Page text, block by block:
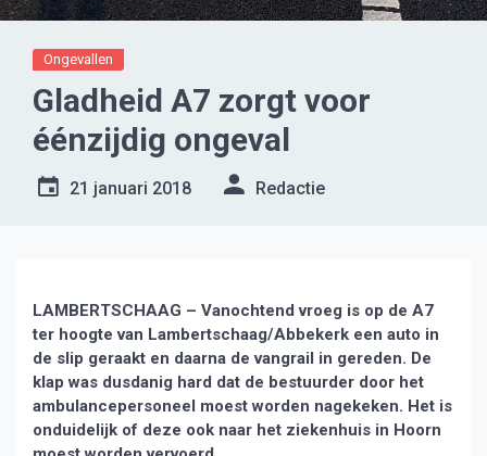
Ongevallen
Gladheid A7 zorgt voor
éénzijdig ongeval
21 januari 2018 Redactie
LAMBERTSCHAAG – Vanochtend vroeg is op de A7
ter hoogte van Lambertschaag/Abbekerk een auto in
de slip geraakt en daarna de vangrail in gereden. De
klap was dusdanig hard dat de bestuurder door het
ambulancepersoneel moest worden nagekeken. Het is
onduidelijk of deze ook naar het ziekenhuis in Hoorn